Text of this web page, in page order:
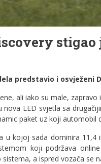
predstavio i osvježeni
ali iako su male,
LED svjetla sa
paket uz koji automobil
u kojoj sada dominira 11,4
koji podržava
a ispred vozača se